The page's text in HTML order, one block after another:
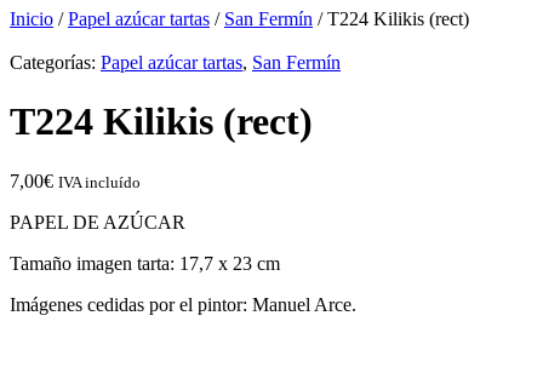
Inicio /Papel azúcar tartas / San Fermín / T224 Kilikis (rect)
Categorías: Papel azúcar tartas, San Fermín
T224 Kilikis (rect)
7,00€ IVA incluído
PAPEL DE AZÚCAR
Tamaño imagen tarta: 17,7 x 23 cm
Imágenes cedidas por el pintor: Manuel Arce.